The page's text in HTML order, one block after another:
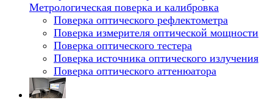
Метрологическая поверка и калибровка
Поверка оптического рефлектометра
Поверка измерителя оптической мощности
Поверка оптического тестера
Поверка источника оптического излучения
Поверка оптического аттенюатора